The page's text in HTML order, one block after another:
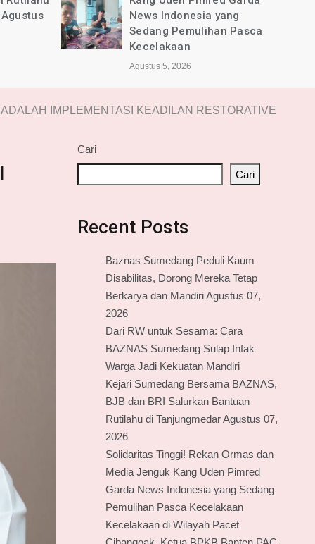
dan Pimred Garda News
Indonesia Alami Luka
Agustus 4, 2026
IMPLEMENTASI KEADILAN RESTORATIVE
Cari
Cari
Recent Posts
Baznas Sumedang Peduli Kaum
Disabilitas, Dorong Mereka Tetap
Berkarya dan Mandiri Agustus 07,
2026
Dari RW untuk Sesama: Cara
BAZNAS Sumedang Sulap Infak
Warga Jadi Kekuatan Mandiri
Kejari Sumedang Bersama BAZNAS,
BJB dan BRI Salurkan Bantuan
Rutilahu di Tanjungmedar Agustus 07,
2026
Solidaritas Tinggi! Rekan Ormas dan
Media Jenguk Kang Uden Pimred
Garda News Indonesia yang Sedang
Pemulihan Pasca Kecelakaan
Kecelakaan di Wilayah Pacet